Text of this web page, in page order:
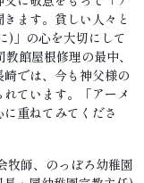
ます。貧しい人々と
)」の心を大切にして
館屋根修理の最中、
では、今も神父様の
ています。「アーメ
重ねてみてくださ
師、のっぽろ幼稚園